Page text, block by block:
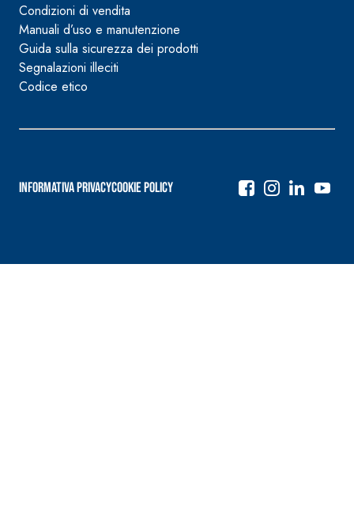
Condizioni di vendita
Manuali d’uso e manutenzione
Guida sulla sicurezza dei prodotti
Segnalazioni illeciti
Codice etico
Informativa PrivacyCookie Policy